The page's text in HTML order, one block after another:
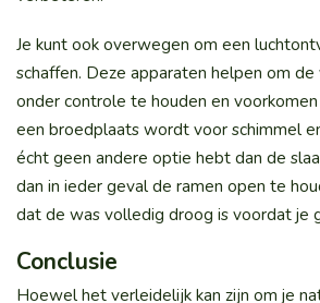
Je kunt ook overwegen om een
schaffen. Deze apparaten helpen om de
onder controle te houden en
een broedplaats wordt voor schimmel
écht geen andere optie hebt dan de
dan in ieder geval de ramen open te
dat de was volledig droog is voordat je
Conclusie
Hoewel het verleidelijk kan zijn om je